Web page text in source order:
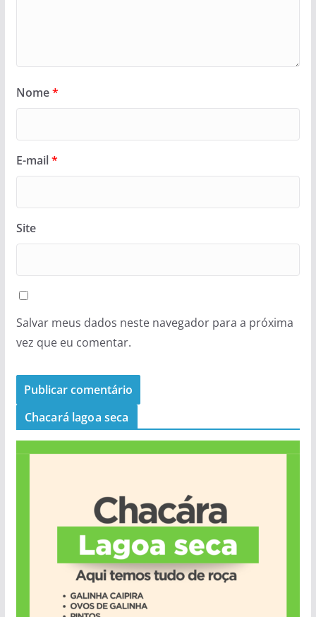
Nome*
E-mail*
Site
Salvar meus dados neste navegador para a próxima
vez que eu comentar.
Chacará lagoa seca